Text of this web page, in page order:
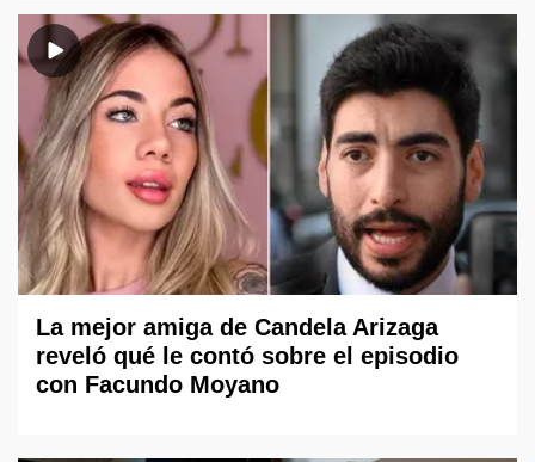
La mejor amiga de Candela Arizaga
reveló qué le contó sobre el episodio
con Facundo Moyano